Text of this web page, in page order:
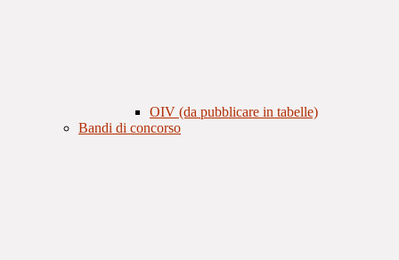
OIV (da pubblicare in tabelle)
Bandi di concorso